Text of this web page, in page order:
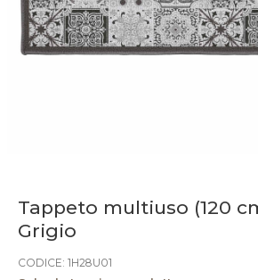
Tappeto multiuso (120
Grigio
CODICE: 1H28U01